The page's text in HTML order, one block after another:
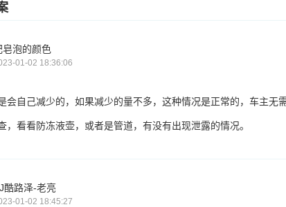
皂泡的颜色
01-02 18:36:06
会自己减少的，如果减少的量不多，这种情况是正常的，车主无
，看看防冻液壶，或者是管道，有没有出现泄露的情况。
酷路泽-老亮
01-02 18:45:27